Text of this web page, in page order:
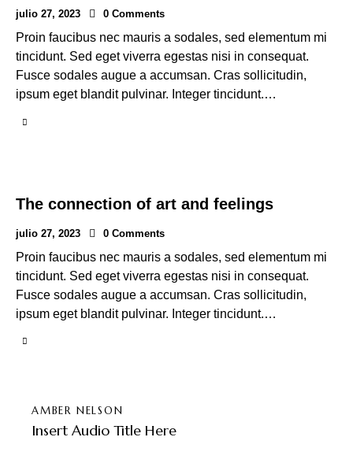
julio 27, 2023 0 Comments
Proin faucibus nec mauris a sodales, sed elementum mi
tincidunt. Sed eget viverra egestas nisi in consequat.
Fusce sodales augue a accumsan. Cras sollicitudin,
ipsum eget blandit pulvinar. Integer tincidunt.…
The connection of art and feelings
julio 27, 2023 0 Comments
Proin faucibus nec mauris a sodales, sed elementum mi
tincidunt. Sed eget viverra egestas nisi in consequat.
Fusce sodales augue a accumsan. Cras sollicitudin,
ipsum eget blandit pulvinar. Integer tincidunt.…
AMBER NELSON
Insert Audio Title Here